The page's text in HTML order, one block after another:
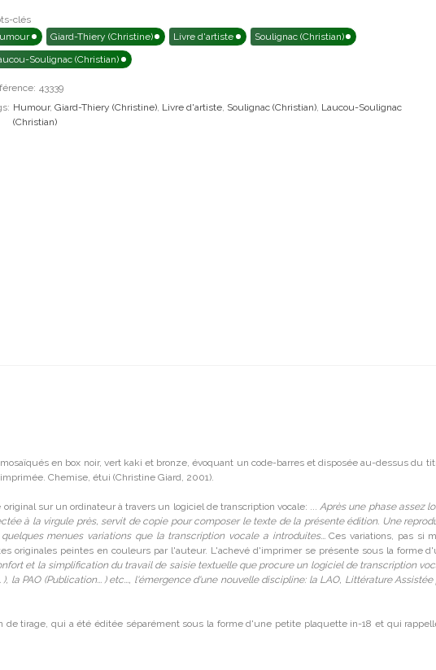
clés
Giard-Thiery (Christine) Livre d'artiste
Soulignac (Christian)
Soulignac (Christian)
43339
Humour, Giard-Thiery (Christine), Livre d'artiste, Soulignac (Christian), Laucou-Soulignac
(Christian)
en box noir, vert kaki et bronze, évoquant un code-barres et disposée au-dessus du
Chemise, étui (Christine Giard, 2001).
sur un ordinateur à travers un logiciel de transcription vocale: ...Après une phase assez
à la virgule près, servit de copie pour composer le texte de la présente édition. Une
menues variations que la transcription vocale a introduites...Ces variations, pas si
originales peintes en couleurs par l'auteur. L'achevé d'imprimer se présente sous la
et la simplification du travail de saisie textuelle que procure un logiciel de transcription
la PAO (Publication... ) etc..., l'émergence d'une nouvelle discipline: la LAO, Littérature
tirage, qui a été éditée séparément sous la forme d'une petite plaquette in-18 et qui